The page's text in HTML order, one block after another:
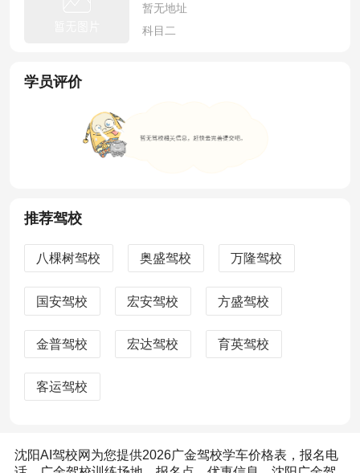
暂无地址
科目二
学员评价
推荐驾校
八棵树驾校 奥盛驾校 万隆驾校
国安驾校 宏安驾校 方盛驾校
金普驾校 宏达驾校 育英驾校
客运驾校
沈阳AI驾校网为您提供2026广金驾校学车价格表，报名电